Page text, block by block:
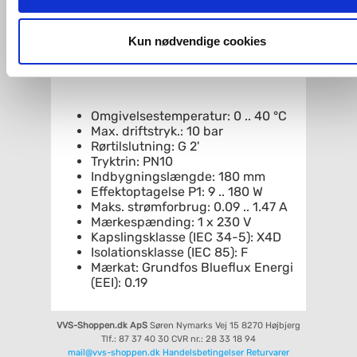
og fra nedenfor. Til enhver tid er det ligeledes muligt, at
dit samtykke, hvis du måtte ønske det.
Du kan se mere om, hvordan vi behandler dine
Kun nødvendige cookies
Materialer: Pumpehus: Rustfrit stål
Pumpehus: EN 1.4308 Pumpehus:
ASTM 351 CF8 Løber: PES 30 % GF
Omgivelsestemperatur: 0 .. 40 °C
Max. driftstryk.: 10 bar
Rørtilslutning: G 2'
Tryktrin: PN10
Indbygningslængde: 180 mm
Effektoptagelse P1: 9 .. 180 W
Maks. strømforbrug: 0.09 .. 1.47 A
Mærkespænding: 1 x 230 V
Kapslingsklasse (IEC 34-5): X4D
Isolationsklasse (IEC 85): F
Mærkat: Grundfos Blueflux Energi
(EEI): 0.19
VVS-Shoppen.dk ApS Søren Nymarks Vej 15 8270 Højbjerg
Tlf.: 87 37 40 30 CVR nr.: 28 33 18 94
mail@vvs-shoppen.dk Handelsbetingelser Returvarer